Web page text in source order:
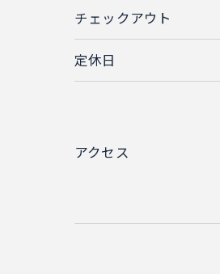
チェックアウト
定休日
アクセス